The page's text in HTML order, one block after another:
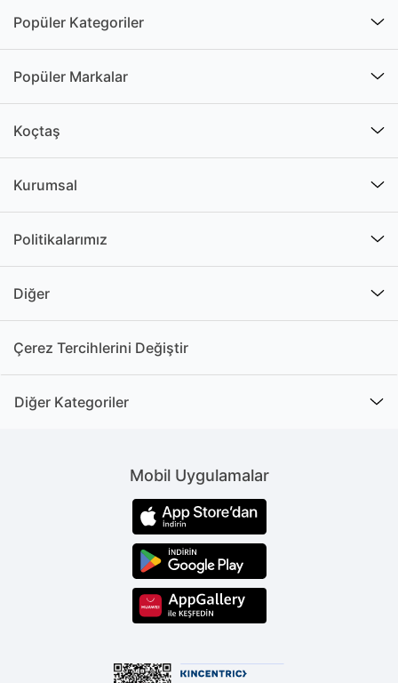
Popüler Kategoriler
Popüler Markalar
Koçtaş
Kurumsal
Politikalarımız
Diğer
Çerez Tercihlerini Değiştir
Diğer Kategoriler
Mobil Uygulamalar